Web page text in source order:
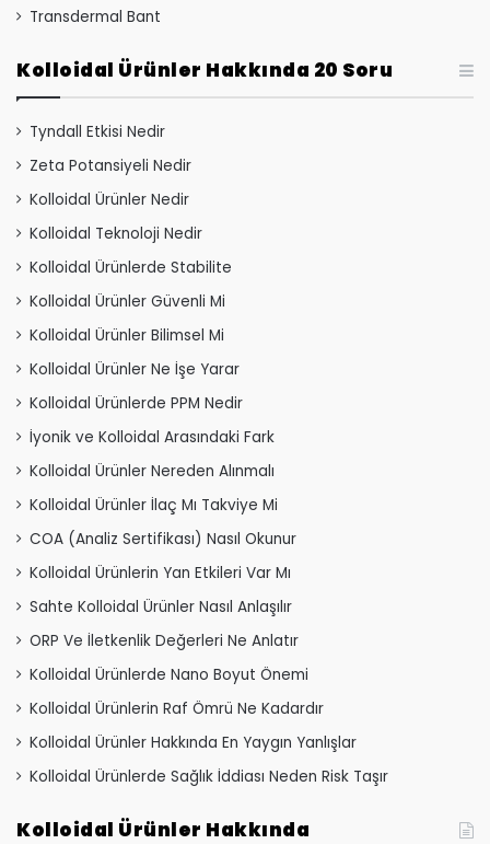
Transdermal Bant
Kolloidal Ürünler Hakkında 20 Soru
Tyndall Etkisi Nedir
Zeta Potansiyeli Nedir
Kolloidal Ürünler Nedir
Kolloidal Teknoloji Nedir
Kolloidal Ürünlerde Stabilite
Kolloidal Ürünler Güvenli Mi
Kolloidal Ürünler Bilimsel Mi
Kolloidal Ürünler Ne İşe Yarar
Kolloidal Ürünlerde PPM Nedir
İyonik ve Kolloidal Arasındaki Fark
Kolloidal Ürünler Nereden Alınmalı
Kolloidal Ürünler İlaç Mı Takviye Mi
COA (Analiz Sertifikası) Nasıl Okunur
Kolloidal Ürünlerin Yan Etkileri Var Mı
Sahte Kolloidal Ürünler Nasıl Anlaşılır
ORP Ve İletkenlik Değerleri Ne Anlatır
Kolloidal Ürünlerde Nano Boyut Önemi
Kolloidal Ürünlerin Raf Ömrü Ne Kadardır
Kolloidal Ürünler Hakkında En Yaygın Yanlışlar
Kolloidal Ürünlerde Sağlık İddiası Neden Risk Taşır
Kolloidal Ürünler Hakkında